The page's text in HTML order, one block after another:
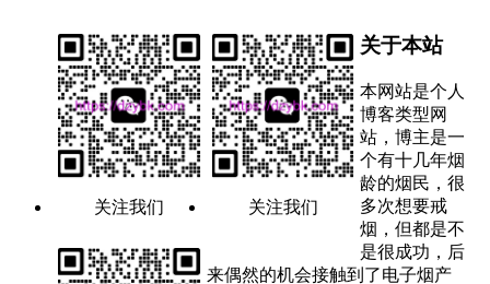
关注我们 关注我们
关于本站
本网站是个人
博客类型网
站，博主是一
个有十几年烟
龄的烟民，很
多次想要戒
烟，但都是不
是很成功，后
来偶然的机会接触到了电子烟产